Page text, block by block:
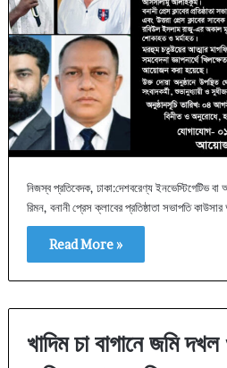
​নিজস্ব প্রতিবেদক, ঢাকা:দেশবরেণ্য ইনভেস্টিগেটিভ বা
রিমন, বনানী প্রেস ক্লাবের প্রতিষ্ঠাতা সভাপতি
Read More »
খাদিম চা বাগানে জমি